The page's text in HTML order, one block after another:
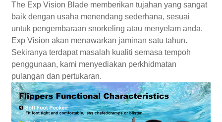
The Exp Vision Blade memberikan tujahan yang sangat
baik dengan usaha menendang sederhana, sesuai
untuk pengembaraan snorkeling atau menyelam anda.
Exp Vision akan menawarkan jaminan satu tahun.
Sekiranya terdapat masalah kualiti semasa tempoh
penggunaan, kami menyediakan perkhidmatan
pulangan dan pertukaran.